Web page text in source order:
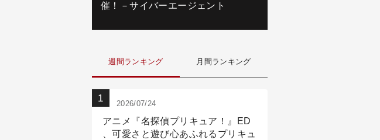
催！－サイバーエージェント
週間ランキング 月間ランキング
2026/07/24
アニメ『名探偵プリキュア！』ED
、可愛さと遊び心あふれるプリキュ